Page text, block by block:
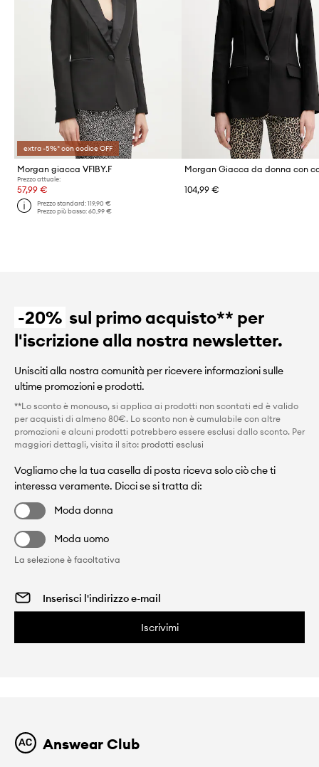
extra -5%* con codice OFF
Morgan giacca VFIBY.F
Prezzo attuale:
57,99 €
Prezzo standard:119,90 €
Prezzo più basso:60,99 €
Morgan Giacca da donna con
104,99 €
-20% sul primo acquisto** per
l'iscrizione alla nostra newsletter.
Unisciti alla nostra comunità per ricevere informazioni sulle
ultime promozioni e prodotti.
**Lo sconto è monouso, si applica ai prodotti non scontati ed è valido
per acquisti di almeno 80€. Lo sconto non è cumulabile con altre
promozioni e alcuni prodotti potrebbero essere esclusi dallo sconto. Per
maggiori dettagli, visita il sito: prodotti esclusi
Vogliamo che la tua casella di posta riceva solo ciò che ti
interessa veramente. Dicci se si tratta di:
Moda donna
Moda uomo
La selezione è facoltativa
Iscrivimi
Answear Club